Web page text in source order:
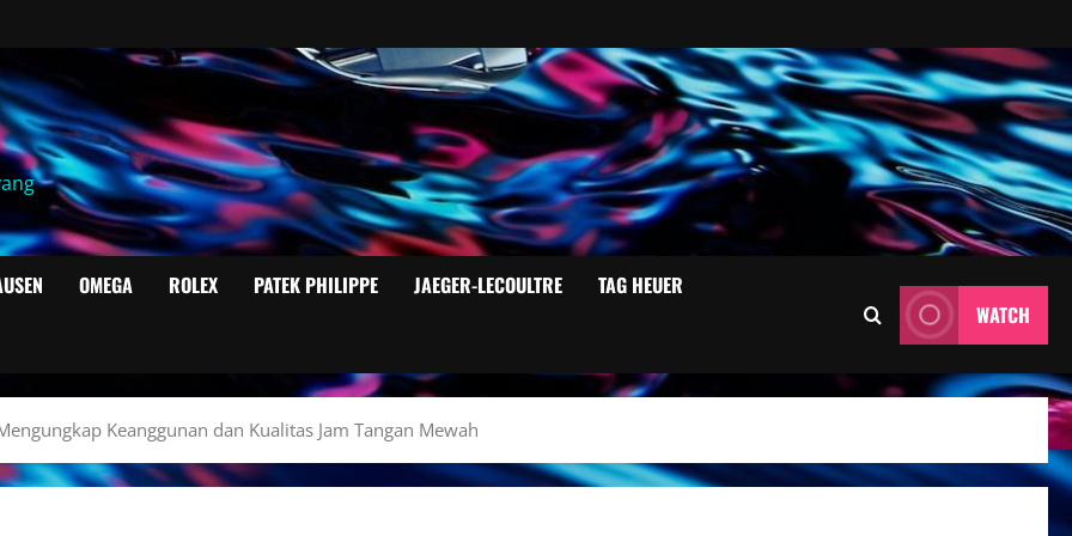
OMEGA ROLEX PATEK PHILIPPE JAEGER-LECOULTRE TAG HEUER
WATCH
Keanggunan dan Kualitas Jam Tangan Mewah